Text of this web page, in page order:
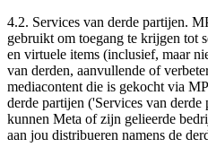
4.2. Services van derde partijen.
gebruikt om toegang te krijgen tot
en virtuele items (inclusief, maar
van derden, aanvullende of
mediacontent die is gekocht via
derde partijen ('Services van derde
kunnen Meta of zijn gelieerde
aan jou distribueren namens de